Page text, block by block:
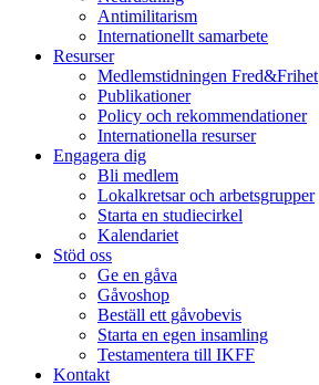
Antimilitarism
Internationellt samarbete
Resurser
Medlemstidningen Fred&Frihet
Publikationer
Policy och rekommendationer
Internationella resurser
Engagera dig
Bli medlem
Lokalkretsar och arbetsgrupper
Starta en studiecirkel
Kalendariet
Stöd oss
Ge en gåva
Gåvoshop
Beställ ett gåvobevis
Starta en egen insamling
Testamentera till IKFF
Kontakt